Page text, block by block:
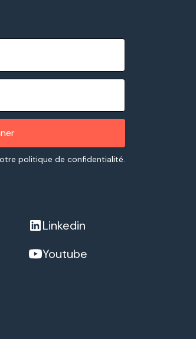
politique de confidentialité.
Linkedin
Youtube